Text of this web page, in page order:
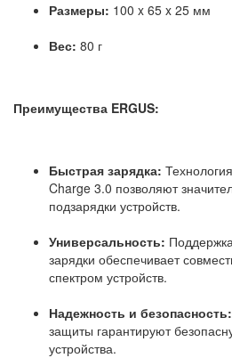
Размеры: 100 x 65 x 25 мм
Вес: 80 г
Преимущества ERGUS:
Быстрая зарядка:
Charge 3.0 позволяют
подзарядки устройств.
Универсальность:
зарядки обеспечивает
спектром устройств.
Надежность и безопасность:
защиты гарантируют
устройства.